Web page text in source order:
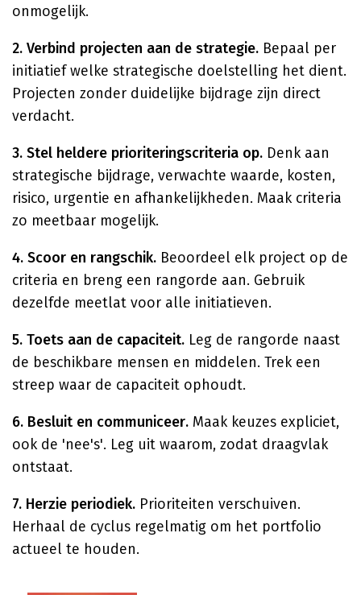
onmogelijk.
2. Verbind projecten aan de strategie. Bepaal per
initiatief welke strategische doelstelling het dient.
Projecten zonder duidelijke bijdrage zijn direct
verdacht.
3. Stel heldere prioriteringscriteria op. Denk aan
strategische bijdrage, verwachte waarde, kosten,
risico, urgentie en afhankelijkheden. Maak criteria
zo meetbaar mogelijk.
4. Scoor en rangschik. Beoordeel elk project op de
criteria en breng een rangorde aan. Gebruik
dezelfde meetlat voor alle initiatieven.
5. Toets aan de capaciteit. Leg de rangorde naast
de beschikbare mensen en middelen. Trek een
streep waar de capaciteit ophoudt.
6. Besluit en communiceer. Maak keuzes expliciet,
ook de 'nee's'. Leg uit waarom, zodat draagvlak
ontstaat.
7. Herzie periodiek. Prioriteiten verschuiven.
Herhaal de cyclus regelmatig om het portfolio
actueel te houden.